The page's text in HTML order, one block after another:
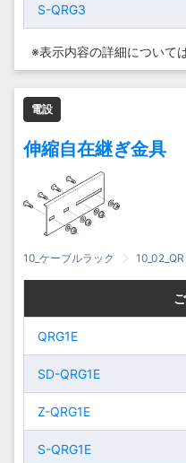
S-QRG3
S-QRG3
S-QRG3
S-QRG3
※表示内容の詳細については
電設
伸縮自在継ぎ金具
10_ケーブルラック
QRG1E
SD-QRG1E
Z-QRG1E
S-QRG1E
QRG1E
SD-QRG1E
Z-QRG1E
S-QRG1E
QRG1E
SD-QRG1E
Z-QRG1E
S-QRG1E
QRG1E
SD-QRG1E
Z-QRG1E
S-QRG1E